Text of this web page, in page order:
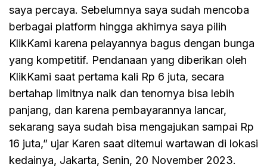
saya percaya. Sebelumnya saya sudah mencoba
berbagai platform hingga akhirnya saya pilih
KlikKami karena pelayannya bagus dengan bunga
yang kompetitif. Pendanaan yang diberikan oleh
KlikKami saat pertama kali Rp 6 juta, secara
bertahap limitnya naik dan tenornya bisa lebih
panjang, dan karena pembayarannya lancar,
sekarang saya sudah bisa mengajukan sampai Rp
16 juta,” ujar Karen saat ditemui wartawan di lokasi
kedainya, Jakarta, Senin, 20 November 2023.